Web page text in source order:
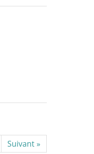
Suivant »